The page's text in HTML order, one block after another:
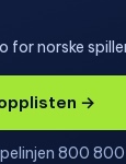
for norske
→
800